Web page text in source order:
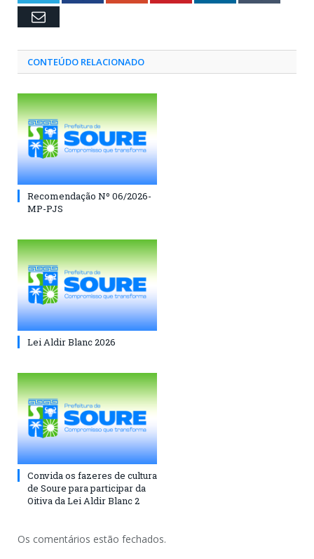
Email
CONTEÚDO RELACIONADO
Recomendação Nº 06/2026-
MP-PJS
Lei Aldir Blanc 2026
Convida os fazeres de cultura
de Soure para participar da
Oitiva da Lei Aldir Blanc 2
Os comentários estão fechados.